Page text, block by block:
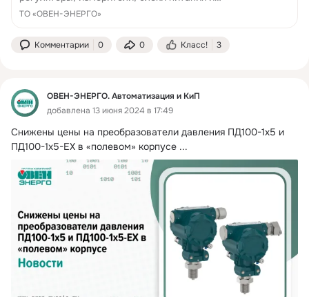
терморегуляторы. Заказывайте онлайн с быстрой
ТО «ОВЕН-ЭНЕРГО»
Комментарии 0 0 Класс! 3
ОВЕН-ЭНЕРГО. Автоматизация и КиП
добавлена 13 июня 2024 в 17:49
Снижены цены на преобразователи давления ПД100-1х5 и
ПД100-1х5-EX в «полевом» корпусе ...